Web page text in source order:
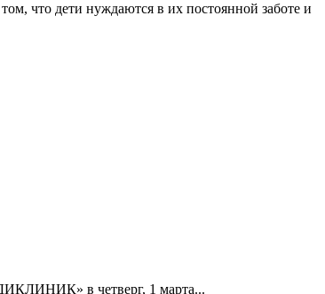
что дети нуждаются в их постоянной заботе и
в четверг, 1 марта...